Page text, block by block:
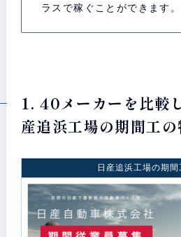
ラスで稼ぐことができます。
1. 40メーカーを比較
産追浜工場の期間工の
日産追浜工場の期間